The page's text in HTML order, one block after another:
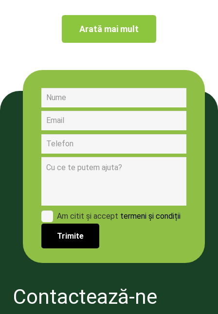
Arată mai mult
Am citit și accept termeni și condiții
Contactează-ne